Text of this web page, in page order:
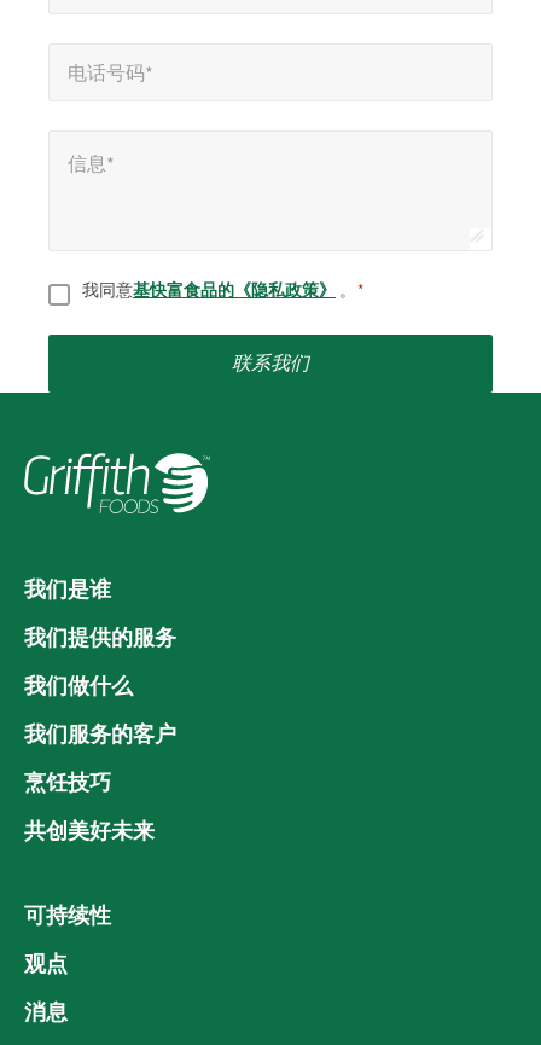
电话号码*
信息*
同意
* 我同意基快富食品的《隐私政策》 。 *
联系我们
我们是谁
我们提供的服务
我们做什么
我们服务的客户
烹饪技巧
共创美好未来
可持续性
观点
消息